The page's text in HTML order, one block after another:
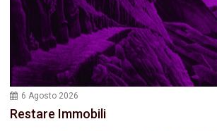
6 Agosto 2026
Restare Immobili